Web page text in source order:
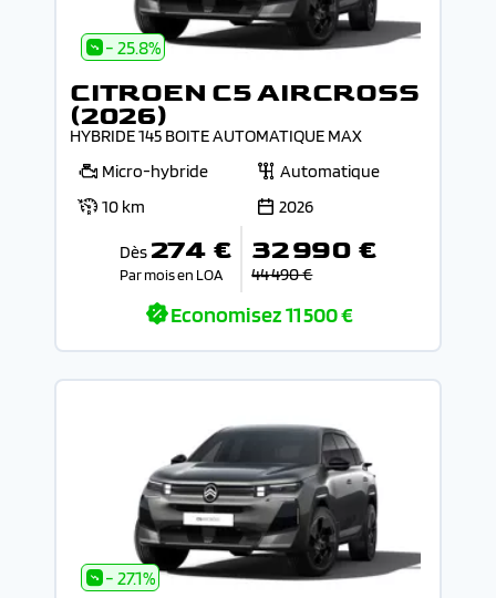
- 25.8%
CITROEN C5 AIRCROSS
(2026)
HYBRIDE 145 BOITE AUTOMATIQUE MAX
Micro-hybride
Automatique
10 km
2026
Dès 274 €
Par mois en LOA
32 990 €
44 490 €
Economisez11 500 €
- 27.1%